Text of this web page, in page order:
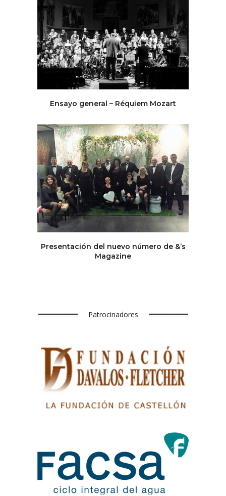
Ensayo general – Réquiem Mozart
Presentación del nuevo número de &’s
Magazine
Patrocinadores